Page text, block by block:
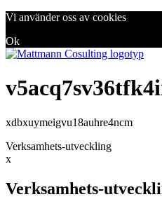
Vi använder oss av cookies
Ok
xdbxuymeigvu18auhre4ncm
Verksamhets-utveckling
x
Verksamhets-